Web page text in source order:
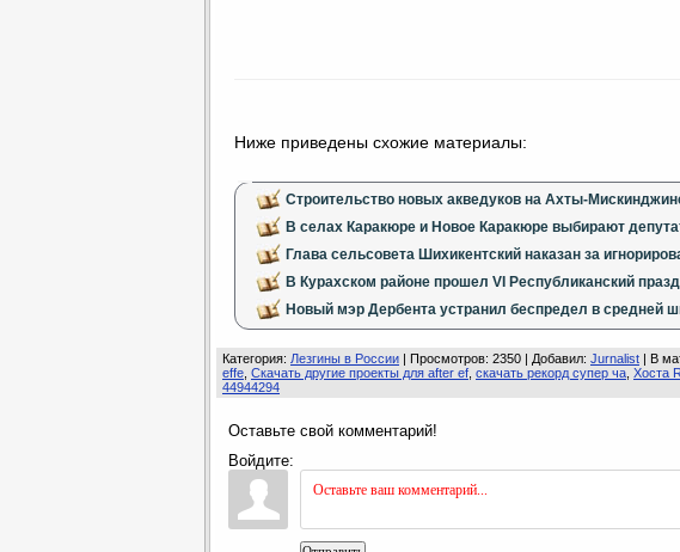
Ниже приведены схожие материалы:
Строительство новых акведуков на Ахты-
В селах Каракюре и Новое Каракюре выбирают
Глава сельсовета Шихикентский наказан за
В Курахском районе прошел VI Республиканский
Новый мэр Дербента устранил беспредел в средней
Категория: Лезгины в России | Просмотров: 2350 | Добавил: Jurnalist | В
effe Скачать другие проекты для after ef скачать рекорд супер ча Хоста
44944294
Оставьте свой комментарий!
Войдите: